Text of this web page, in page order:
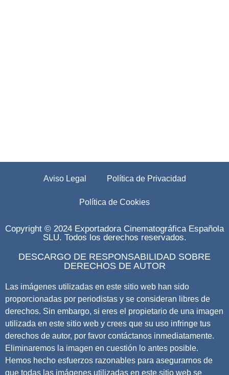
Aviso Legal Política de Privacidad
Política de Cookies
Copyright © 2024 Exportadora Cinematográfica Española
SLU. Todos los derechos reservados.
DESCARGO DE RESPONSABILIDAD SOBRE
DERECHOS DE AUTOR
Las imágenes utilizadas en este sitio web han sido
proporcionadas por periodistas y se consideran libres de
derechos. Sin embargo, si eres el propietario de una imagen
utilizada en este sitio web y crees que su uso infringe tus
derechos de autor, por favor contáctanos inmediatamente.
Eliminaremos la imagen en cuestión lo antes posible.
Hemos hecho esfuerzos razonables para asegurarnos de
que todas las imágenes utilizadas en este sitio web se